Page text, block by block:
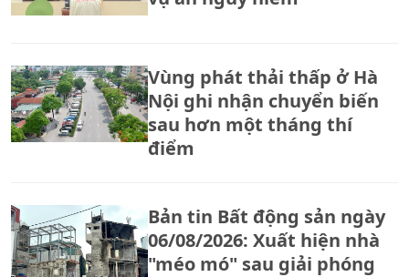
Vùng phát thải thấp ở Hà
Nội ghi nhận chuyển biến
sau hơn một tháng thí
điểm
Bản tin Bất động sản ngày
06/08/2026: Xuất hiện nhà
"méo mó" sau giải phóng